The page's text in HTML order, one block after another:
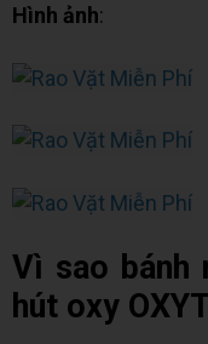
Hình ảnh:
Vì sao bánh
hút oxy